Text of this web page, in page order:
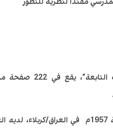
كتاب “تهافت النظرية الدارونية وسقوط
هادي المدرسي: رجل دين ومرجع معروف، ولد سنة 1957م في العراق/